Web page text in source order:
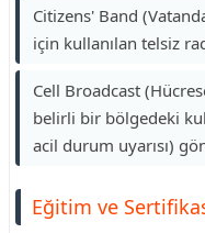
Citizens' Band
için kullanılan telsiz
Cell Broadcast
belirli bir bölgedeki
acil durum uyarısı)
Eğitim ve